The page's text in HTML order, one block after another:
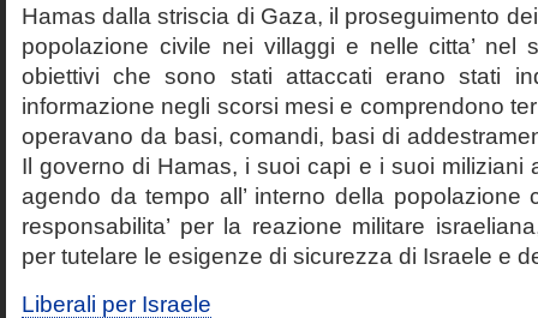
Hamas dalla striscia di Gaza, il proseguimento
popolazione civile nei villaggi e nelle citta’ nel
obiettivi che sono stati attaccati erano stati
informazione negli scorsi mesi e comprendono
operavano da basi, comandi, basi di
Il governo di Hamas, i suoi capi e i suoi miliziani
agendo da tempo all’ interno della popolazione
responsabilita’ per la reazione militare
per tutelare le esigenze di sicurezza di Israele e
Liberali per Israele